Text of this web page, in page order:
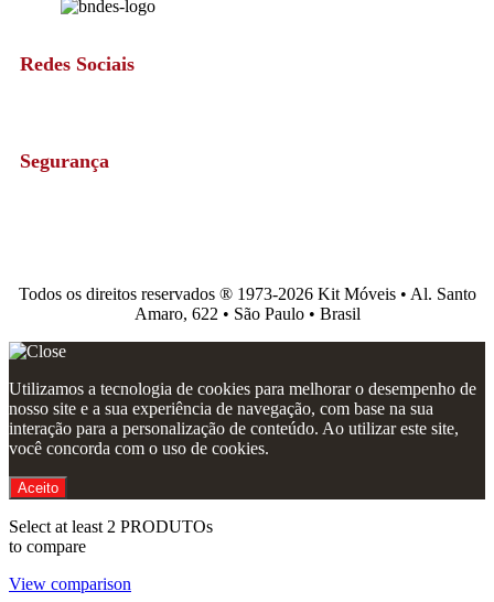
Redes Sociais
Segurança
Todos os direitos reservados ®️ 1973-2026 Kit Móveis • Al. Santo
Amaro, 622 • São Paulo • Brasil
Utilizamos a tecnologia de cookies para melhorar o desempenho de
nosso site e a sua experiência de navegação, com base na sua
interação para a personalização de conteúdo. Ao utilizar este site,
você concorda com o uso de cookies.
Aceito
Select at least 2 PRODUTOs
to compare
View comparison